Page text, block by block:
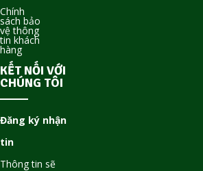
Chính
sách bảo
vệ thông
tin khách
hàng
KẾT NỐI VỚI
CHÚNG TÔI
Đăng ký nhận
tin
Thông tin sẽ